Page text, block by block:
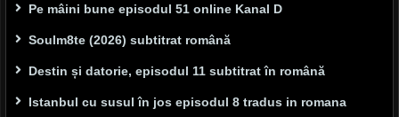
Pe mâini bune episodul 51 online Kanal D
Soulm8te (2026) subtitrat română
Destin și datorie, episodul 11 subtitrat în română
Istanbul cu susul în jos episodul 8 tradus in romana